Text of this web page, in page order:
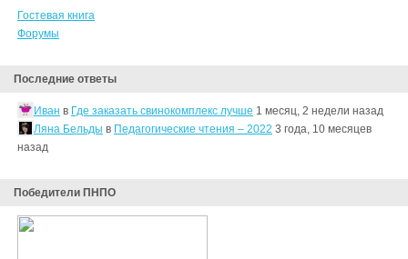
Гостевая книга
Форумы
Последние ответы
Иван в Где заказать свинокомплекс лучше 1 месяц, 2 недели назад
Ляна Бельды в Педагогические чтения – 2022 3 года, 10 месяцев
назад
Победители ПНПО